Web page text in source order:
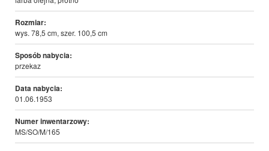
Rozmiar:
wys. 78,5 cm, szer. 100,5 cm
Sposób nabycia:
przekaz
Data nabycia:
01.06.1953
Numer inwentarzowy:
MS/SO/M/165